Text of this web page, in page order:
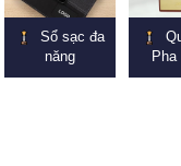
Sổ sạc đa
năng
Pha